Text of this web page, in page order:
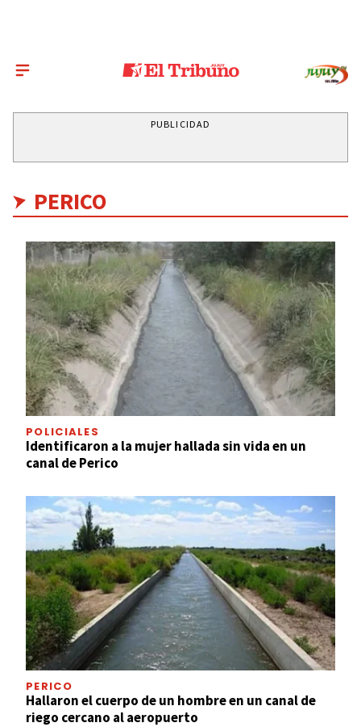
PUBLICIDAD
PERICO
POLICIALES
Identificaron a la mujer hallada sin vida en un
canal de Perico
PERICO
Hallaron el cuerpo de un hombre en un canal de
riego cercano al aeropuerto